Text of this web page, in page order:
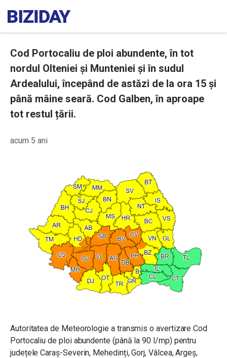
Cod Portocaliu de ploi abundente, în tot
nordul Olteniei și Munteniei și în sudul
Ardealului, începând de astăzi de la ora 15 și
până mâine seară. Cod Galben, în aproape
tot restul țării.
acum 5 ani
Autoritatea de Meteorologie a transmis o avertizare Cod
Portocaliu de ploi abundente (până la90 l/mp) pentru
județele Caraș-Severin, Mehedinți, Gorj, Vâlcea, Argeș,